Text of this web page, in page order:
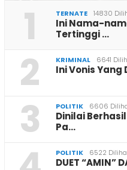
1 TERNATE 14830
Ini Nama-
Tertinggi …
2 KRIMINAL 6641
Ini Vonis
3 POLITIK 6606
Dinilai
Pa…
POLITIK 6522
DUET “AMIN”